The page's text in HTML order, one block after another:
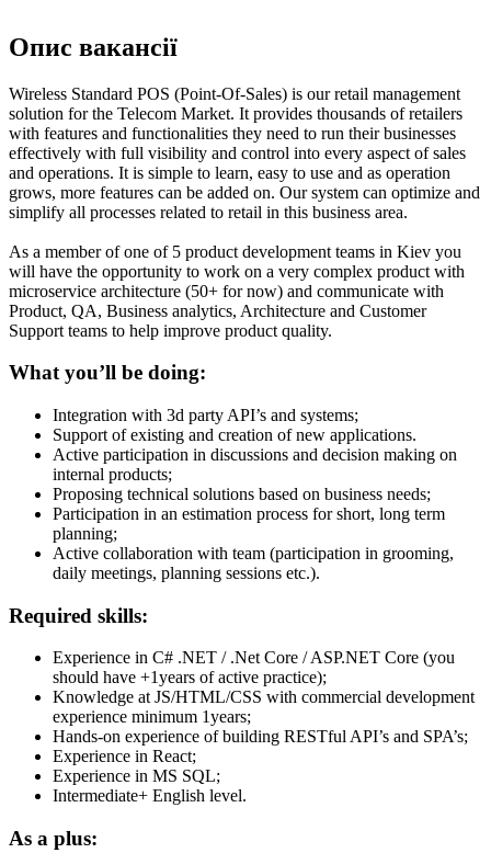
Опис вакансії
Wireless Standard POS (Point-Of-Sales) is our retail management
solution for the Telecom Market. It provides thousands of retailers
with features and functionalities they need to run their businesses
effectively with full visibility and control into every aspect of sales
and operations. It is simple to learn, easy to use and as operation
grows, more features can be added on. Our system can optimize and
simplify all processes related to retail in this business area.
As a member of one of 5 product development teams in Kiev you
will have the opportunity to work on a very complex product with
microservice architecture (50+ for now) and communicate with
Product, QA, Business analytics, Architecture and Customer
Support teams to help improve product quality.
What you’ll be doing:
Integration with 3d party API’s and systems;
Support of existing and creation of new applications.
Active participation in discussions and decision making on
internal products;
Proposing technical solutions based on business needs;
Participation in an estimation process for short, long term
planning;
Active collaboration with team (participation in grooming,
daily meetings, planning sessions etc.).
Required skills:
Experience in C# .NET / .Net Core / ASP.NET Core (you
should have +1years of active practice);
Knowledge at JS/HTML/CSS with commercial development
experience minimum 1years;
Hands-on experience of building RESTful API’s and SPA’s;
Experience in React;
Experience in MS SQL;
Intermediate+ English level.
As a plus: